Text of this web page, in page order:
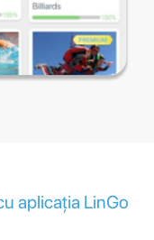
aplicația LinGo